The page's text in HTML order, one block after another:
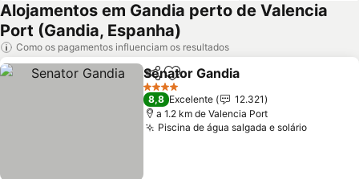
Alojamentos em Gandia perto de Valencia
Port (Gandia, Espanha)
Como os pagamentos influenciam os resultados
PartilharAdicionar aos favoritos
Senator Gandia
4 Estrelas
8,8 Excelente
12.321
a 1.2 km de Valencia Port
Piscina de água salgada e solárioVer